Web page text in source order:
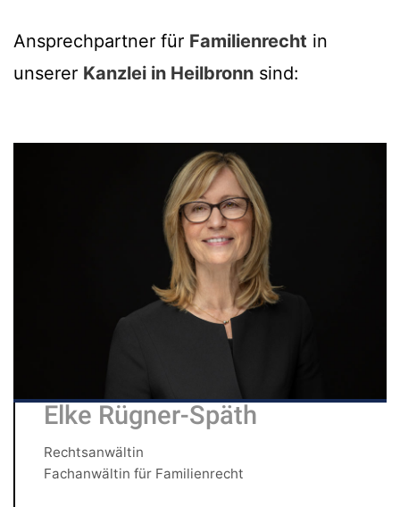
Ansprechpartner für Familienrecht in
unserer Kanzlei in Heilbronn sind:
Elke Rügner-Späth
Rechtsanwältin
Fachanwältin für Familienrecht